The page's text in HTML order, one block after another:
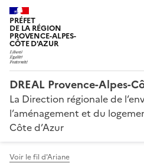
PRÉFET
DE LA RÉGION
PROVENCE-ALPES-
CÔTE D'AZUR
DREAL Provence-Alpes-
La Direction régionale de
l’aménagement et du
Côte d’Azur
Voir le fil d'Ariane